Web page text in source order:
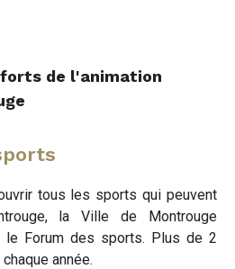
de l'animation
tous les sports qui peuvent
la Ville de Montrouge
le Forum des sports. Plus de 2
année.